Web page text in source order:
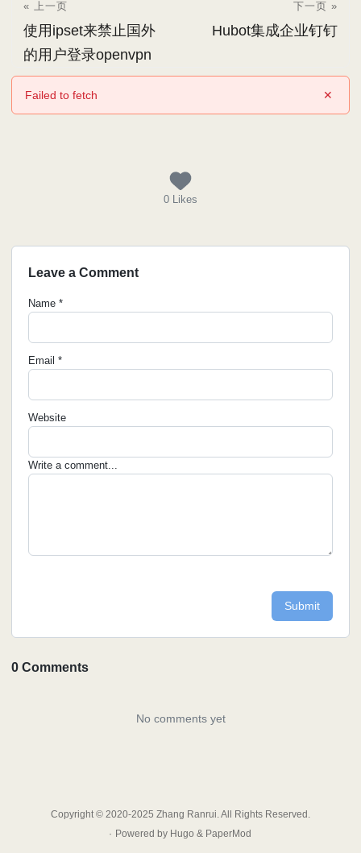
« 上一页
使用ipset来禁止国外
的用户登录openvpn
下一页 »
Hubot集成企业钉钉
Copyright © 2020-2025 Zhang Ranrui. All Rights Reserved.
· Powered by Hugo & PaperMod